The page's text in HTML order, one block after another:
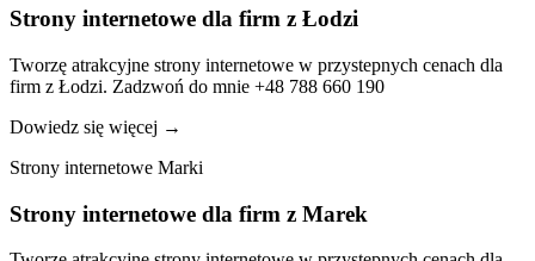
Strony internetowe dla firm z Łodzi
Tworzę atrakcyjne strony internetowe w przystepnych cenach dla
firm z Łodzi. Zadzwoń do mnie +48 788 660 190
Dowiedz się więcej →
Strony internetowe Marki
Strony internetowe dla firm z Marek